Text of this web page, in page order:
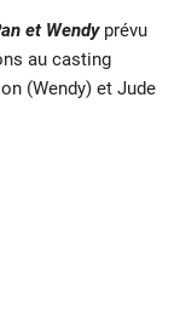
et Wendyprévu
au casting
(Wendy) et Jude